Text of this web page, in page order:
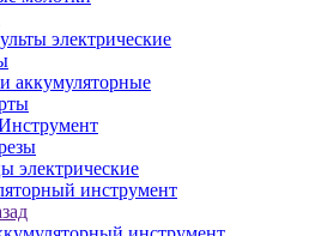
электрические
аккумуляторные
электрические
инструмент